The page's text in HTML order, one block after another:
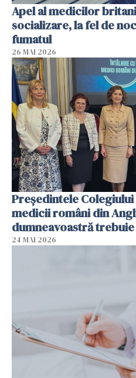
Apel al medicilor
socializare, la fel de
fumatul
26 MAI 2026
Președintele
medicii români din
dumneavoastră
24 MAI 2026